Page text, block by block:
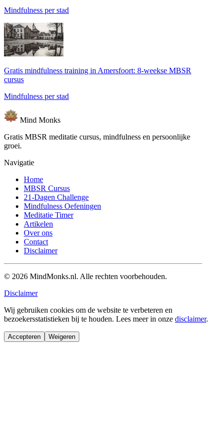
Mindfulness per stad
Gratis mindfulness training in Amersfoort: 8-weekse MBSR
cursus
Mindfulness per stad
Mind Monks
Gratis MBSR meditatie cursus, mindfulness en persoonlijke
groei.
Navigatie
Home
MBSR Cursus
21-Dagen Challenge
Mindfulness Oefeningen
Meditatie Timer
Artikelen
Over ons
Contact
Disclaimer
© 2026 MindMonks.nl. Alle rechten voorbehouden.
Disclaimer
Wij gebruiken cookies om de website te verbeteren en
bezoekersstatistieken bij te houden. Lees meer in onze disclaimer.
Accepteren Weigeren